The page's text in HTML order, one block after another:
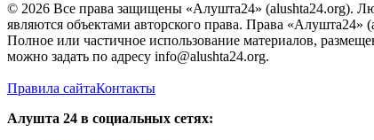
© 2026 Все права защищены «Алушта24» (alushta24.org).
являются объектами авторского права. Права «Алушта24»
Полное или частичное использование материалов,
можно задать по адресу info@alushta24.org.
Правила сайтаКонтакты
Алушта 24 в социальных сетях: